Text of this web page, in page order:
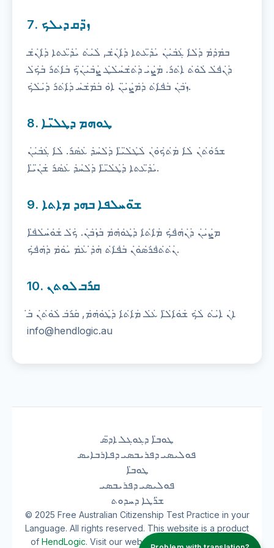
7. ܙ̈ܕܩ ܕܝܠܟ
ܒ̇ܡ̇ܕ̇ܡ ̇ܕ̇ܠ̇ܐ ̇ܓ̇ܒ̇ܝ̇ܢ ̇ܝ̇ܕ̈ܥܬܐ ̇ܕ̇ܐ̇ܢ̇ܫ, ̇ܠ̇ܝ̇ܬ ̇ܝ̇ܕ̈ܥܬܐ ̇ܕ̇ܐ̇ܢ̇ܫ
̇ܕ̇ܢ̇ܦ̇ܠ ̇ܠ̇ܘ̇ܬ ̇ܐ̇ܬ̇ܪ. ̇ܡ̇ܨ̇ܝ ̇ܕ̇ܬ̇ܫ̇ܚ̇ܠ̇ܛ ̇ܨ̇ܒ̇ܝ̇ܢ̈ܟ ̇ܒ̇ܐ̇ܬ̇ܪ ̇ܒ̇ܟ̇ܠ
̇ܙ̇ܒ̇ܢ ̇ܒ̇ܦ̇ܐ̇ܬ ̇ܕ̇ܡ̇ܨ̇ܝ̈ܢ ̇ܐ̇ܘ ̇ܒ̇ܡ̇ܫ̇ܚ ̇ܕ̇ܐ̇ܬ̇ܪ ̇ܕ̇ܝ̇ܠ̇ܟ.
8. ܛܘܗܡ ܕܛܠ̈ܝܐ
ܫ̇ܪ̇ܘ̇ܬ̇ܢ ̇ܠ̇ܐ ̇ܡ̇ܬ̇ܟ̇ܘ̇ܢ ̇ܠ̇ܛ̇ܠ̈ܝ̈ܐ ̇ܕ̇ܠ̇ܚ̇ܕ ̇ܥ̇ܣ̇ܪ. ̇ܠ̇ܐ ̇ܓ̇ܒ̇ܝ̇ܢ
̇ܝ̇ܕ̈ܥܬܐ ̇ܕ̇ܛ̇ܠ̈ܝ̈ܐ ̇ܕ̇ܠ̇ܚ̇ܕ ̇ܥ̇ܣ̇ܪ ̇ܫ̇ܢ̈ܝ̈ܐ.
9. ܫ̈ܘܚܠܦܐ ܒܗܕ ܡܐܬܐ
ܡ̇ܨ̇ܝ̇ܢ ̇ܕ̇ܢ̇ܗ̇ܦ̇ܟ ̇ܡ̇ܐ̇ܬ̇ܐ ̇ܕ̇ܛ̇ܘ̇ܗ̇ܡ ̇ܒ̇ܙ̇ܒ̇ܢ. ̇ܟ̇ܠ ̇ܫ̇ܘ̇ܚ̇ܠ̇ܦ̈ܐ
̇ܢ̇ܬ̇ܬ̇ܦ̇ܪ̇ܣ̇ܘ̇ܢ ̇ܒ̇ܦ̇ܐ̇ܬ ̇ܗ̇ܕ̇ ̇ܥ̇ܡ ̇ܝ̇ܘ̇ܡ ̇ܕ̇ܗ̇ܦ̇ܟ.
10. ܩ̇ܪܒ ܠܘܬܢ
ܐ̇ܢ ̇ܐ̇ܝ̇ܬ ̇ܠ̇ܟ ̇ܫ̇ܘ̇ܐ̇ܠ̈ܐ ̇ܥ̇ܠ ̇ܡ̇ܐ̇ܬ̇ܐ ̇ܕ̇ܛ̇ܘ̇ܗ̇ܡ, ̇ܩ̇ܪ̇ܒ ̇ܠ̇ܘ̇ܬ̇ܢ ̇ܒ̇
info@hendlogic.au
ܛܘܒ̈ܐ ܕܓܘܓܠ ܐܕ̈ܣ
ܦܘܠܝܣܝ ܕܦܪܝܒܣܝ ܕܦܐܪܒܐܝܣ
ܛܘܒ̈ܐ
ܦܘܠܝܣܝ ܕܦܪܝܒܣܝ
ܫ̈ܪܛܐ ܕܚܕܘܬ
© 2025 Free Australian Citizenship Test Practice in your
Language. All rights reserved. This website is a product
of HendLogic. Visit our website